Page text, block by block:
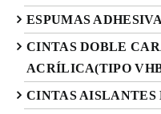
ESPUMAS
CINTAS DOBLE
ACRÍLICA(TIPO
CINTAS